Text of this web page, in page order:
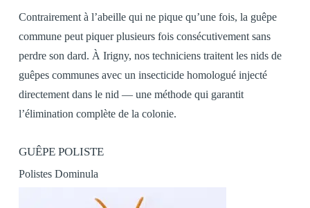
Contrairement à l’abeille qui ne pique qu’une fois, la guêpe
commune peut piquer plusieurs fois consécutivement sans
perdre son dard. À Irigny, nos techniciens traitent les nids de
guêpes communes avec un insecticide homologué injecté
directement dans le nid — une méthode qui garantit
l’élimination complète de la colonie.
GUÊPE POLISTE
Polistes Dominula